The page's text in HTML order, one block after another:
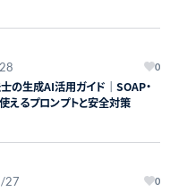
0
の生成AI活用ガイド｜SOAP・
えるプロンプトと安全対策
27 0